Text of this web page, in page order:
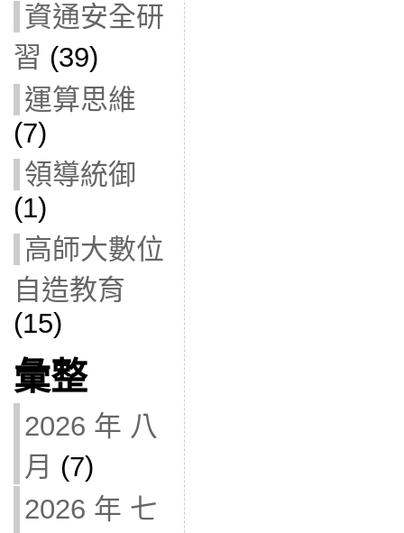
資通安全研
習 (39)
運算思維
(7)
領導統御
(1)
高師大數位
自造教育
(15)
彙整
2026 年 八
月 (7)
2026 年 七